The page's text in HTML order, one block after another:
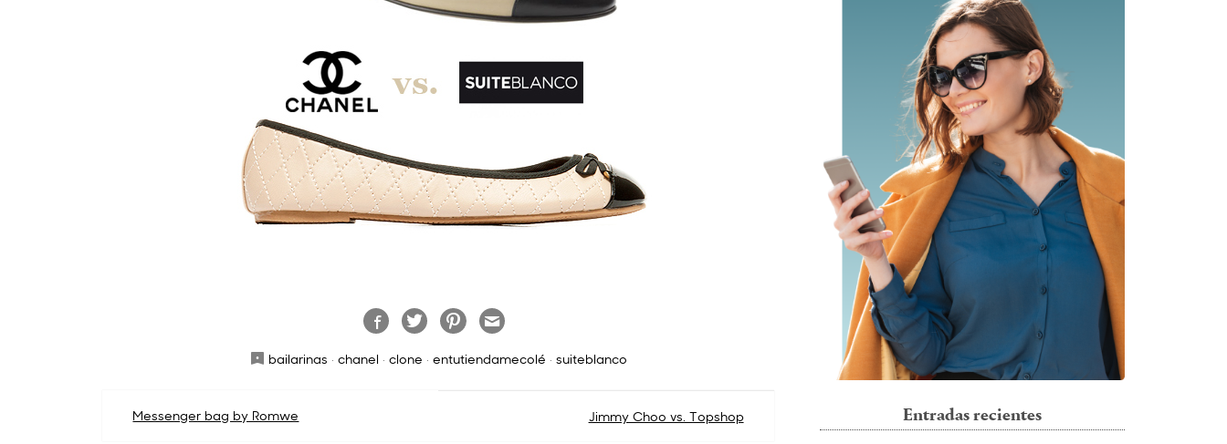
bailarinas · chanel · clone · entutiendamecolé · suiteblanco
Navegación
Messenger bag by Romwe Jimmy Choo vs. Topshop Entradas recientes